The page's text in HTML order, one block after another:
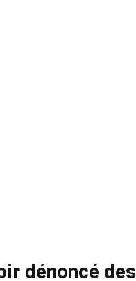
dénoncé des